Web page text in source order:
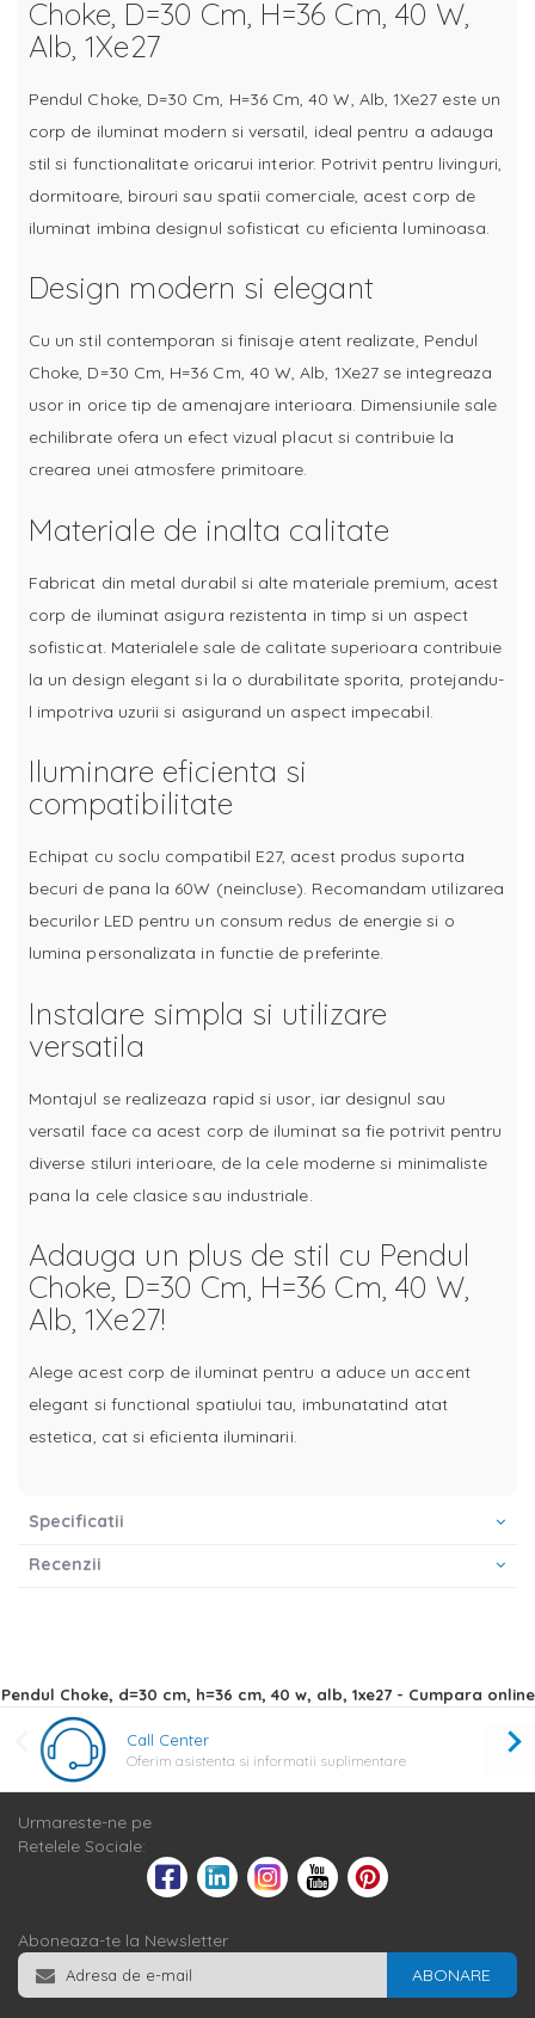
Choke, D=30 Cm, H=36 Cm, 40 W,
Alb, 1Xe27
Pendul Choke, D=30 Cm, H=36 Cm, 40 W, Alb, 1Xe27 este un
corp de iluminat modern si versatil, ideal pentru a adauga
stil si functionalitate oricarui interior. Potrivit pentru livinguri,
dormitoare, birouri sau spatii comerciale, acest corp de
iluminat imbina designul sofisticat cu eficienta luminoasa.
Design modern si elegant
Cu un stil contemporan si finisaje atent realizate, Pendul
Choke, D=30 Cm, H=36 Cm, 40 W, Alb, 1Xe27 se integreaza
usor in orice tip de amenajare interioara. Dimensiunile sale
echilibrate ofera un efect vizual placut si contribuie la
crearea unei atmosfere primitoare.
Materiale de inalta calitate
Fabricat din metal durabil si alte materiale premium, acest
corp de iluminat asigura rezistenta in timp si un aspect
sofisticat. Materialele sale de calitate superioara contribuie
la un design elegant si la o durabilitate sporita, protejandu-
l impotriva uzurii si asigurand un aspect impecabil.
Iluminare eficienta si
compatibilitate
Echipat cu soclu compatibil E27, acest produs suporta
becuri de pana la 60W (neincluse). Recomandam utilizarea
becurilor LED pentru un consum redus de energie si o
lumina personalizata in functie de preferinte.
Instalare simpla si utilizare
versatila
Montajul se realizeaza rapid si usor, iar designul sau
versatil face ca acest corp de iluminat sa fie potrivit pentru
diverse stiluri interioare, de la cele moderne si minimaliste
pana la cele clasice sau industriale.
Adauga un plus de stil cu Pendul
Choke, D=30 Cm, H=36 Cm, 40 W,
Alb, 1Xe27!
Alege acest corp de iluminat pentru a aduce un accent
elegant si functional spatiului tau, imbunatatind atat
estetica, cat si eficienta iluminarii.
Specificatii
Recenzii
Pendul Choke, d=30 cm, h=36 cm, 40 w, alb, 1xe27 - Cumpara online
Call Center
Oferim asistenta si informatii suplimentare
Urmareste-ne pe
Retelele Sociale:
Aboneaza-te la Newsletter
ABONARE